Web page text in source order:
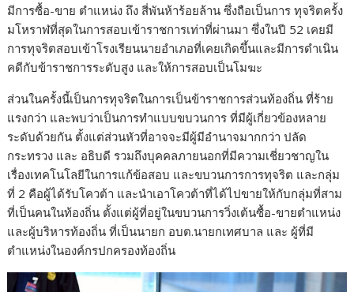
มีการซื้อ-ขาย ตำแหน่ง ถึง สี่พันห้าร้อยล้าน ซึ่งถือเป็นการ ทุจริตครั้ง
มโหราฬที่สุดในการสอบเข้าราชการเท่าที่ผ่านมา ซึ่งในปี 52 เคยมี
การทุจริตสอบเข้าโรงเรียนนายอำเภอที่เคยเกิดขึ้นและมีการดำเนิน
คดีกับข้าราชการระดับสูง และให้การสอบเป็นโมฆะ
ส่วนในครั้งนี้เป็นการทุจริตในการเป็นข้าราชการส่วนท้องถิ่น ที่ร้าย
แรงกว่า และพบว่าเป็นการทำแบบขบวนการ ที่มีผู้เกี่ยวข้องหลาย
ระดับด้วยกัน ตั้งแต่ส่วนหัวที่อาจจะมีผู้มีอำนาจมากกว่า ปลัด
กระทรวง และ อธิบดี รวมถึงบุคคลภายนอกที่มีความเชี่ยวชาญใน
เรื่องเทคโนโลยีในการแก้ข้อสอบ และขบวนการการทุจริต และกลุ่ม
ที่ 2 คือผู้ได้รับโควต้า และนำเอาโควต้าที่ได้ไปขายให้กับกลุ่มที่สาม
ที่เป็นคนในท้องถิ่น ตั้งแต่ผู้ที่อยู่ในขบวนการวิ่งเต้นซื้อ-ขายตำแหน่ง
และผู้บริหารท้องถิ่น ที่เป็นนายก อบต.นายกเทศบาล และ ผู้ที่มี
ตำแหน่งในองค์กรปกครองท้องถิ่น